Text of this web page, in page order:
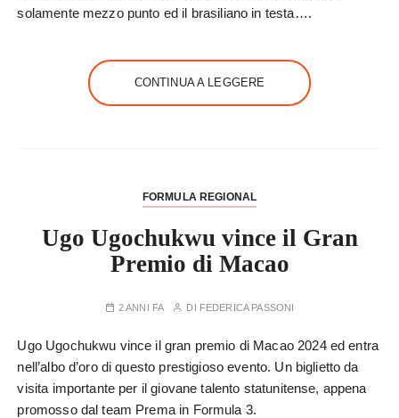
solamente mezzo punto ed il brasiliano in testa….
CONTINUA A LEGGERE
FORMULA REGIONAL
Ugo Ugochukwu vince il Gran
Premio di Macao
2 ANNI FA DI FEDERICA PASSONI
Ugo Ugochukwu vince il gran premio di Macao 2024 ed entra
nell’albo d’oro di questo prestigioso evento. Un biglietto da
visita importante per il giovane talento statunitense, appena
promosso dal team Prema in Formula 3.